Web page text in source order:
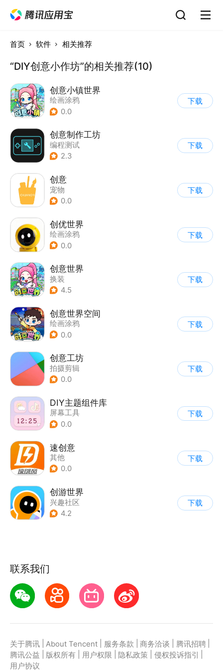
首页 软件 相关推荐
“DIY创意小作坊”的相关推荐(10)
创意小镇世界
绘画涂鸦
0.0
下载
创意制作工坊
编程测试
2.3
下载
创意
宠物
0.0
下载
创优世界
绘画涂鸦
0.0
下载
创意世界
换装
4.5
下载
创意世界空间
绘画涂鸦
0.0
下载
创意工坊
拍摄剪辑
0.0
下载
DIY主题组件库
屏幕工具
0.0
下载
速创意
其他
0.0
下载
创游世界
兴趣社区
4.2
下载
联系我们
关于腾讯 About Tencent 服务条款 商务洽谈 腾讯招聘
腾讯公益
版权所有 用户权限 隐私政策 侵权投诉指引
用户协议